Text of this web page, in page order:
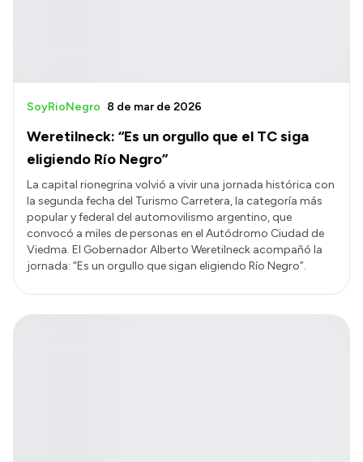
Weretilneck: “Es un orgullo que el TC siga
eligiendo Río Negro”
SoyRioNegro 8 de mar de 2026
La capital rionegrina volvió a vivir una jornada histórica con
la segunda fecha del Turismo Carretera, la categoría más
popular y federal del automovilismo argentino, que
convocó a miles de personas en el Autódromo Ciudad de
Viedma. El Gobernador Alberto Weretilneck acompañó la
jornada: “Es un orgullo que sigan eligiendo Río Negro”.